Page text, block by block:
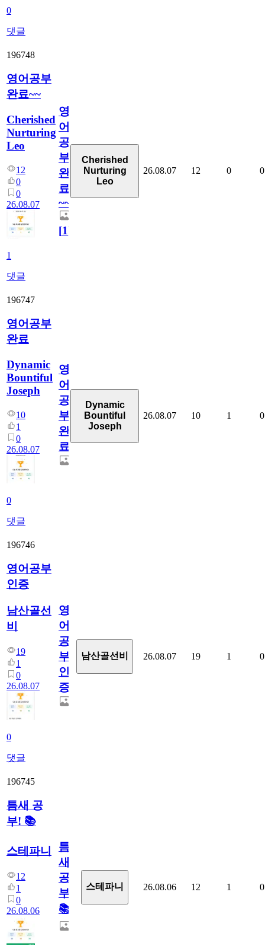
0
댓글
196748
영어공부
완료~~
Cherished
Nurturing
Leo
12
0
0
26.08.07
1
댓글
영
어
공
부
완
료
~~
[1]
Cherished
Nurturing
Leo
26.08.07 12 0 0
196747
영어공부
완료
Dynamic
Bountiful
Joseph
10
1
0
26.08.07
0
댓글
영
어
공
부
완
료
Dynamic
Bountiful
Joseph
26.08.07 10 1 0
196746
영어공부
인증
남산골선
비
19
1
0
26.08.07
0
댓글
영
어
공
부
인
증
남산골선비 26.08.07 19 1 0
196745
틈새 공
부! 📚
스테파니
12
1
0
26.08.06
틈
새
공
부!
📚
스테파니 26.08.06 12 1 0